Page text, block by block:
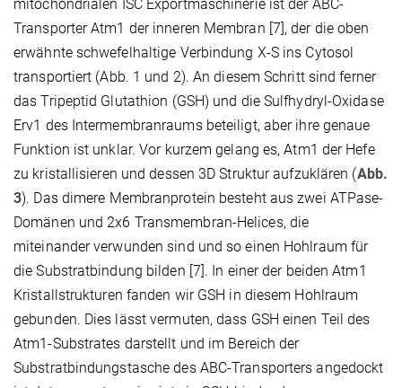
mitochondrialen ISC Exportmaschinerie ist der ABC-
Transporter Atm1 der inneren Membran [7], der die oben
erwähnte schwefelhaltige Verbindung X-S ins Cytosol
transportiert (Abb. 1 und 2). An diesem Schritt sind ferner
das Tripeptid Glutathion (GSH) und die Sulfhydryl-Oxidase
Erv1 des Intermembranraums beteiligt, aber ihre genaue
Funktion ist unklar. Vor kurzem gelang es, Atm1 der Hefe
zu kristallisieren und dessen 3D Struktur aufzuklären (Abb.
3). Das dimere Membranprotein besteht aus zwei ATPase-
Domänen und 2x6 Transmembran-Helices, die
miteinander verwunden sind und so einen Hohlraum für
die Substratbindung bilden [7]. In einer der beiden Atm1
Kristallstrukturen fanden wir GSH in diesem Hohlraum
gebunden. Dies lässt vermuten, dass GSH einen Teil des
Atm1-Substrates darstellt und im Bereich der
Substratbindungstasche des ABC-Transporters angedockt